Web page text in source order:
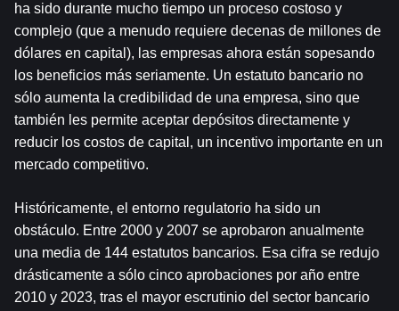
ha sido durante mucho tiempo un proceso costoso y
complejo (que a menudo requiere decenas de millones de
dólares en capital), las empresas ahora están sopesando
los beneficios más seriamente. Un estatuto bancario no
sólo aumenta la credibilidad de una empresa, sino que
también les permite aceptar depósitos directamente y
reducir los costos de capital, un incentivo importante en un
mercado competitivo.
Históricamente, el entorno regulatorio ha sido un
obstáculo. Entre 2000 y 2007 se aprobaron anualmente
una media de 144 estatutos bancarios. Esa cifra se redujo
drásticamente a sólo cinco aprobaciones por año entre
2010 y 2023, tras el mayor escrutinio del sector bancario